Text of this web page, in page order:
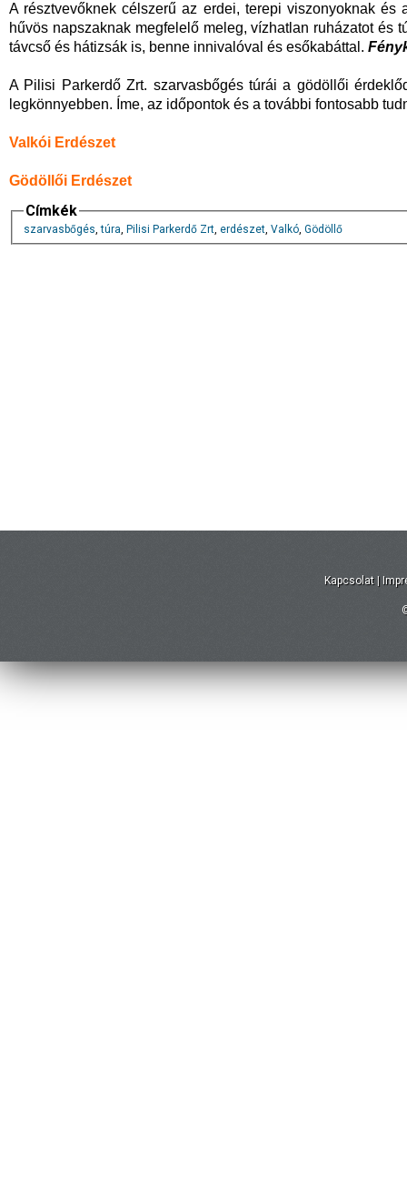
A résztvevőknek célszerű az erdei, terepi viszonyoknak
hűvös napszaknak megfelelő meleg, vízhatlan ruházatot és
távcső és hátizsák is, benne innivalóval és esőkabáttal.
A Pilisi Parkerdő Zrt. szarvasbőgés túrái a gödöllői
legkönnyebben. Íme, az időpontok és a további fontosabb
Valkói Erdészet
Gödöllői Erdészet
Címkék
szarvasbőgés,túra, Pilisi Parkerdő Zrt, erdészet, Valkó, Gödöllő
Kapcsolat |